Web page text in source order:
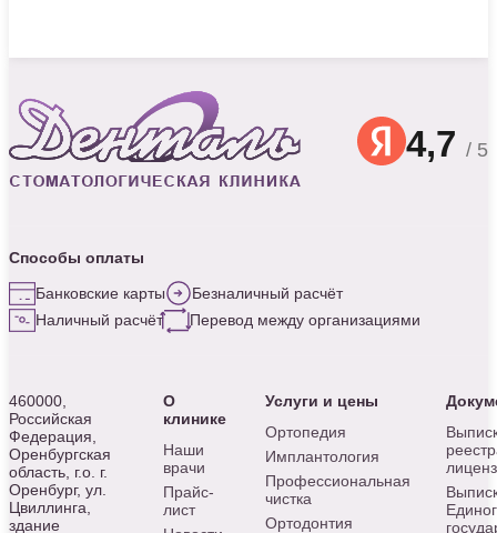
4,7 / 5
Способы оплаты
Банковские карты
Безналичный расчёт
Наличный расчёт
Перевод между организациями
460000,
Российская
Федерация,
Оренбургская
область, г.о. г.
Оренбург, ул.
Цвиллинга,
здание
О
клинике
Наши
врачи
Прайс-
лист
Услуги и цены
Ортопедия
Имплантология
Профессиональная
чистка
Ортодонтия